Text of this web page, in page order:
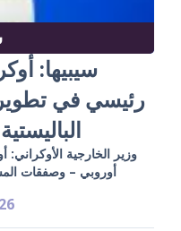
سيبيها:
رئيسي في
وزير الخارجية
أوروبي – وصفقات